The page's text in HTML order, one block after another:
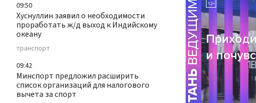
09:50
Хуснуллин заявил о необходимости
проработать ж/д выход к Индийскому
океану
транспорт
09:42
Минспорт предложил расширить
список организаций для налогового
вычета за спорт